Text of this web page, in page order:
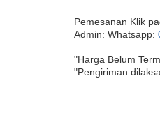
Pemesanan Klik
Admin: Whatsapp:
"Harga Belum
"Pengiriman